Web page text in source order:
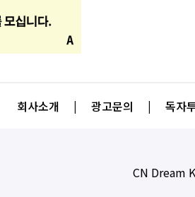
회사소개 | 광고문의 | 독자
CN Dream